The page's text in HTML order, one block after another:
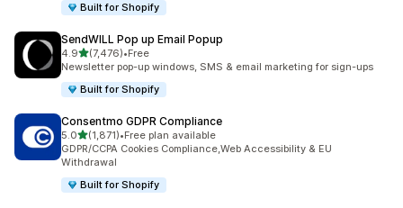
Built for Shopify
SendWILL Pop up Email Popup
4.9เต็ม 5 ดาว
(7,476)
ทั้งหมด 7476 รีวิว
•Free
Newsletter pop-up windows, SMS & email marketing for sign-ups
Built for Shopify
Consentmo GDPR Compliance
5.0เต็ม 5 ดาว
(1,871)
ทั้งหมด 1871 รีวิว
•Free plan available
GDPR/CCPA Cookies Compliance,Web Accessibility & EU
Withdrawal
Built for Shopify